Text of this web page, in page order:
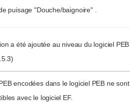
puisage "Douche/baignoire" .
a été ajoutée au niveau du logiciel PEB
encodées dans le logiciel PEB ne sont
avec le logiciel EF.